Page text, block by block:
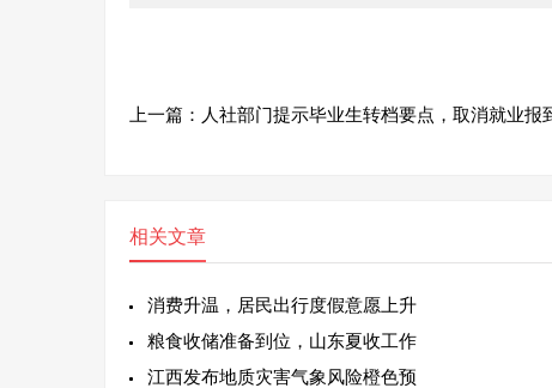
上一篇： 人社部门提示毕业生转档要点，取消就业报
相关文章
消费升温，居民出行度假意愿上升
粮食收储准备到位，山东夏收工作
江西发布地质灾害气象风险橙色预